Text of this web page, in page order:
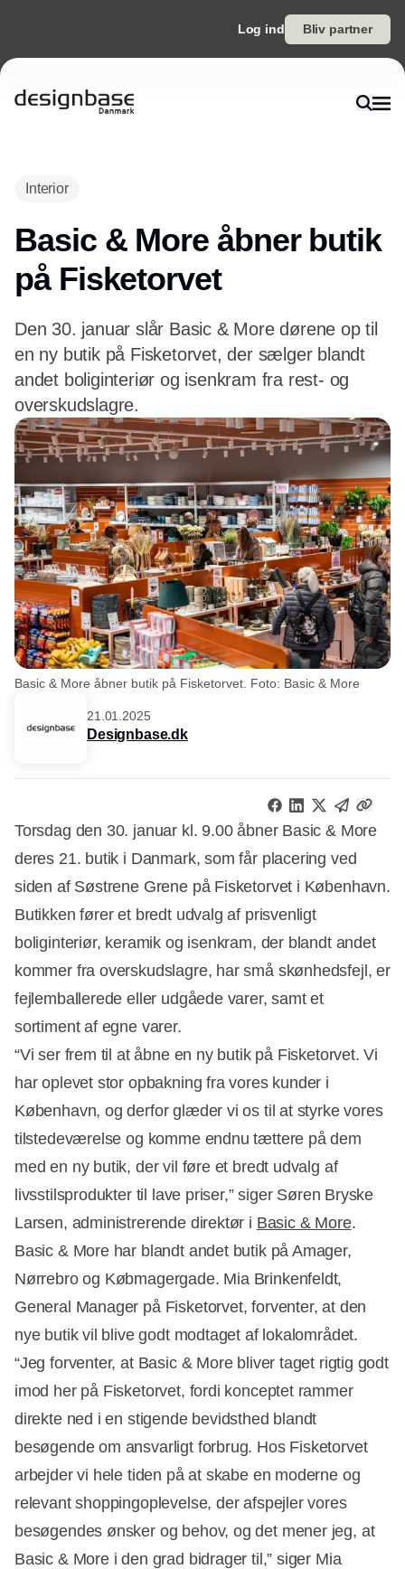
Log ind Bliv partner
Interior
Basic & More åbner butik
på Fisketorvet
Den 30. januar slår Basic & More dørene op til
en ny butik på Fisketorvet, der sælger blandt
andet boliginteriør og isenkram fra rest- og
overskudslagre.
Basic & More åbner butik på Fisketorvet. Foto: Basic & More
21.01.2025
Designbase.dk
Torsdag den 30. januar kl. 9.00 åbner Basic & More
deres 21. butik i Danmark, som får placering ved
siden af Søstrene Grene på Fisketorvet i København.
Butikken fører et bredt udvalg af prisvenligt
boliginteriør, keramik og isenkram, der blandt andet
kommer fra overskudslagre, har små skønhedsfejl, er
fejlemballerede eller udgåede varer, samt et
sortiment af egne varer.
“Vi ser frem til at åbne en ny butik på Fisketorvet. Vi
har oplevet stor opbakning fra vores kunder i
København, og derfor glæder vi os til at styrke vores
tilstedeværelse og komme endnu tættere på dem
med en ny butik, der vil føre et bredt udvalg af
livsstilsprodukter til lave priser,” siger Søren Bryske
Larsen, administrerende direktør i Basic & More.
Basic & More har blandt andet butik på Amager,
Nørrebro og Købmagergade. Mia Brinkenfeldt,
General Manager på Fisketorvet, forventer, at den
nye butik vil blive godt modtaget af lokalområdet.
“Jeg forventer, at Basic & More bliver taget rigtig godt
imod her på Fisketorvet, fordi konceptet rammer
direkte ned i en stigende bevidsthed blandt
besøgende om ansvarligt forbrug. Hos Fisketorvet
arbejder vi hele tiden på at skabe en moderne og
relevant shoppingoplevelse, der afspejler vores
besøgendes ønsker og behov, og det mener jeg, at
Basic & More i den grad bidrager til,” siger Mia